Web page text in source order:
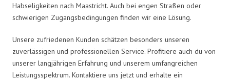
Habseligkeiten nach Maastricht. Auch bei engen Straßen oder
schwierigen Zugangsbedingungen finden wir eine Lösung.
Unsere zufriedenen Kunden schätzen besonders unseren
zuverlässigen und professionellen Service. Profitiere auch du von
unserer langjährigen Erfahrung und unserem umfangreichen
Leistungsspektrum. Kontaktiere uns jetzt und erhalte ein